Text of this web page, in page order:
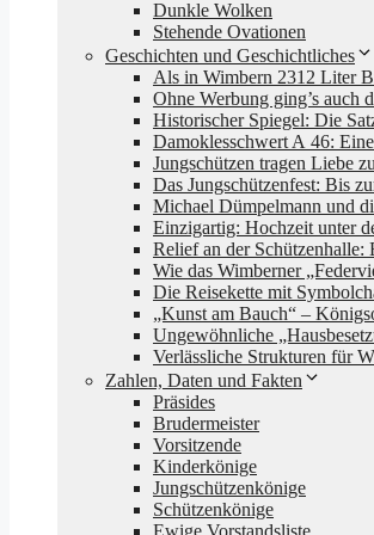
Dunkle Wolken
Stehende Ovationen
Geschichten und Geschichtliches
Als in Wimbern 2312 Liter
Ohne Werbung ging’s auch
Historischer Spiegel: Die
Damoklesschwert A 46:
Jungschützen tragen Liebe
Das Jungschützenfest: Bis
Michael Dümpelmann und
Einzigartig: Hochzeit unter
Relief an der
Wie das Wimberner
Die Reisekette mit
„Kunst am Bauch“ –
Ungewöhnliche
Verlässliche Strukturen für
Zahlen, Daten und Fakten
Präsides
Brudermeister
Vorsitzende
Kinderkönige
Jungschützenkönige
Schützenkönige